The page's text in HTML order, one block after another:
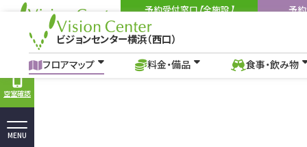
ビジョンセンター横浜（西口）
予約受付窓口【全施設】
Tel:
9:00-18:00
予
フロアマップ｜横浜駅の貸し会議室、イベントホール｜ビジョンセンター横浜
フロアマップ 料金・備品 食事・飲み物 アクセス よくあ
空室確認
MENU
ビジョンセンター横浜（西口）
フロアマップ 料金・備品 食事・飲み物